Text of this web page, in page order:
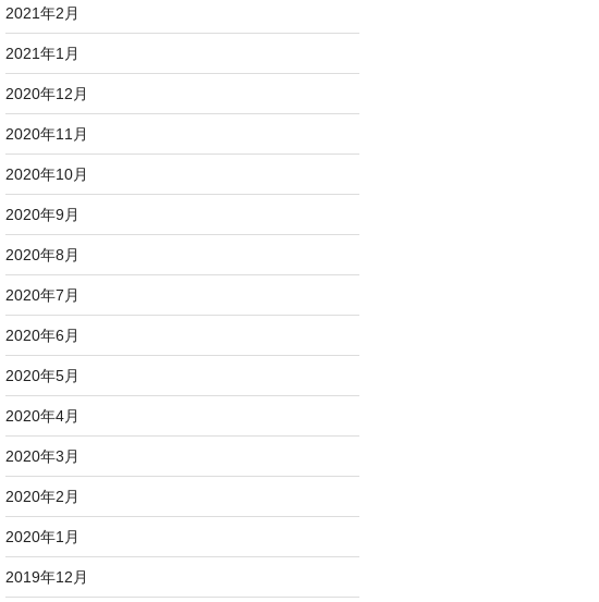
2021年2月
2021年1月
2020年12月
2020年11月
2020年10月
2020年9月
2020年8月
2020年7月
2020年6月
2020年5月
2020年4月
2020年3月
2020年2月
2020年1月
2019年12月